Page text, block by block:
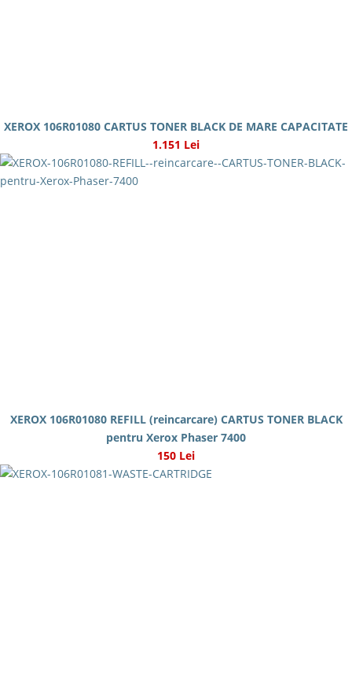
XEROX 106R01080 CARTUS TONER BLACK DE MARE CAPACITATE
1.151 Lei
XEROX 106R01080 REFILL (reincarcare) CARTUS TONER BLACK
pentru Xerox Phaser 7400
150 Lei